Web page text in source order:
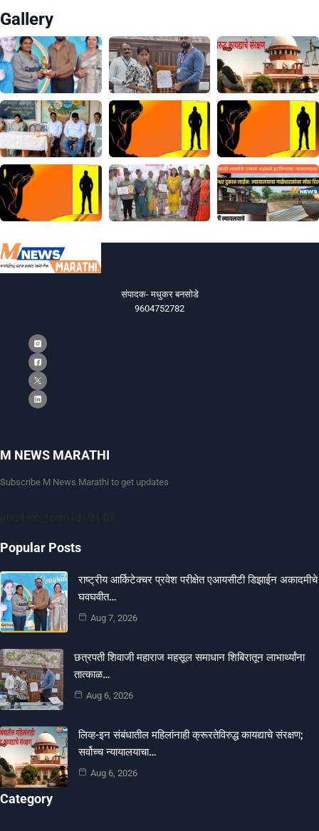
Gallery
संपादक- मधुकर बनसोडे
9604752782
M NEWS MARATHI
Subscribe M News Marathi to get updates
Popular Posts
राष्ट्रीय आर्किटेक्चर प्रवेश परीक्षेत एआयसीटी डिझाईन अकादमीचे
घवघवीत…
Aug 7, 2026
छत्रपती शिवाजी महाराज महसूल समाधान शिबिरातून लाभार्थ्यांना
तात्काळ…
Aug 6, 2026
लिव्ह-इन संबंधातील महिलांनाही क्रूरतेविरुद्ध कायद्याचे संरक्षण;
सर्वोच्च न्यायालयाचा…
Aug 6, 2026
Category